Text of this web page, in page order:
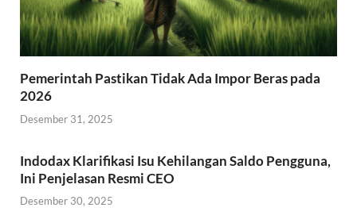
Pemerintah Pastikan Tidak Ada Impor Beras pada
2026
Desember 31, 2025
Indodax Klarifikasi Isu Kehilangan Saldo Pengguna,
Ini Penjelasan Resmi CEO
Desember 30, 2025